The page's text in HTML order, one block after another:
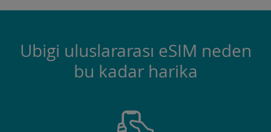
Ubigi uluslararası eSIM neden
bu kadar harika